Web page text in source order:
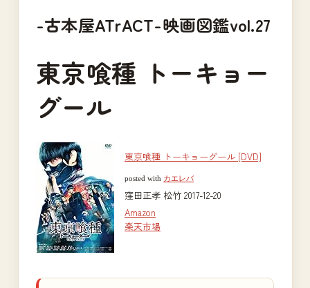
-古本屋ATrACT-映画図鑑vol.27
東京喰種 トーキョー
グール
東京喰種 トーキョーグール [DVD]
posted with カエレバ
窪田正孝 松竹 2017-12-20
Amazon
楽天市場